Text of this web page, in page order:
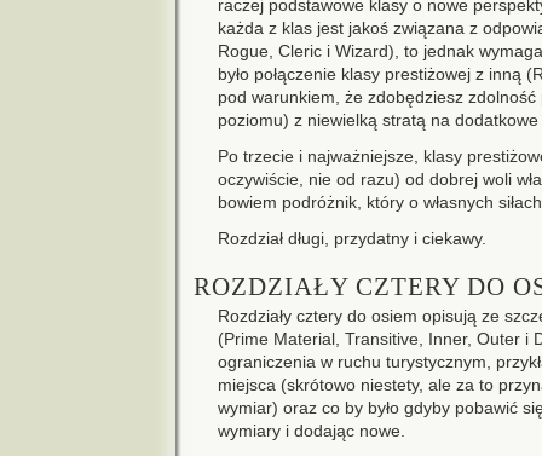
raczej podstawowe klasy o nowe
każda z klas jest jakoś związana z
Rogue, Cleric i Wizard), to jednak
było połączenie klasy prestiżowej z inną
pod warunkiem, że zdobędziesz
poziomu) z niewielką stratą na
Po trzecie i najważniejsze, klasy
oczywiście, nie od razu) od dobrej woli
bowiem podróżnik, który o własnych
Rozdział długi, przydatny i ciekawy.
ROZDZIAŁY CZTERY DO
Rozdziały cztery do osiem opisują ze
(Prime Material, Transitive, Inner, Outer i
ograniczenia w ruchu turystycznym,
miejsca (skrótowo niestety, ale za to
wymiar) oraz co by było gdyby pobawić
wymiary i dodając nowe.